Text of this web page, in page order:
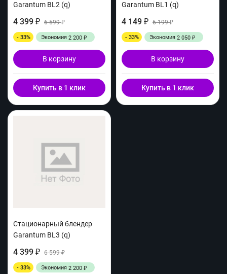
Garantum BL2 (q)
4 399 ₽ 6 599₽
- 33% Экономия 2 200 ₽
В корзину
Купить в 1 клик
Garantum BL1 (q)
4 149 ₽ 6 199₽
- 33% Экономия 2 050 ₽
В корзину
Купить в 1 клик
Стационарный блендер
Garantum BL3 (q)
4 399 ₽ 6 599₽
- 33% Экономия 2 200 ₽